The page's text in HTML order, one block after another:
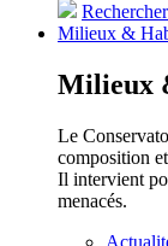
Milieux &
Milieux
Le
composition
Il intervient
menacés.